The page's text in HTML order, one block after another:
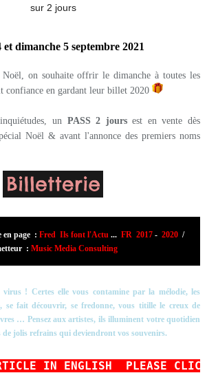
sur 2 jours
et dimanche 5 septembre 2021
on souhaite offrir le dimanche à toutes les
confiance en gardant leur billet 2020
un PASS 2 jours est en vente dès
Noël & avant l'annonce des premiers noms
en page : Fred Ils font l'Actu ... FR 2017 - 2020 /
: Music Media Consulting
! Certes elle vous contamine par la mélodie, les
se fait découvrir, se fredonne, vous titille le creux de
… Pensez aux artistes, ils illuminent votre quotidien
de jolis refrains qui deviendront vos souvenirs.
IN ENGLISH  PLEASE